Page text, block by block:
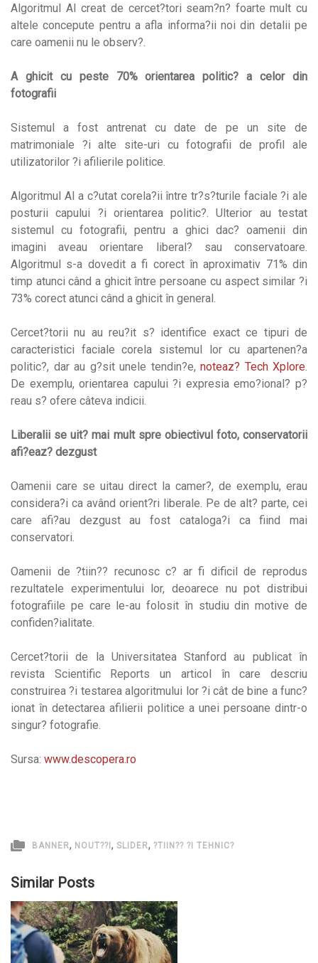
Algoritmul AI creat de cercet?tori seam?n? foarte mult cu
altele concepute pentru a afla informa?ii noi din detalii pe
care oamenii nu le observ?.
A ghicit cu peste 70% orientarea politic? a celor din
fotografii
Sistemul a fost antrenat cu date de pe un site de
matrimoniale ?i alte site-uri cu fotografii de profil ale
utilizatorilor ?i afilierile politice.
Algoritmul AI a c?utat corela?ii între tr?s?turile faciale ?i ale
posturii capului ?i orientarea politic?. Ulterior au testat
sistemul cu fotografii, pentru a ghici dac? oamenii din
imagini aveau orientare liberal? sau conservatoare.
Algoritmul s-a dovedit a fi corect în aproximativ 71% din
timp atunci când a ghicit între persoane cu aspect similar ?i
73% corect atunci când a ghicit în general.
Cercet?torii nu au reu?it s? identifice exact ce tipuri de
caracteristici faciale corela sistemul lor cu apartenen?a
politic?, dar au g?sit unele tendin?e, noteaz? Tech Xplore.
De exemplu, orientarea capului ?i expresia emo?ional? p?
reau s? ofere câteva indicii.
Liberalii se uit? mai mult spre obiectivul foto, conservatorii
afi?eaz? dezgust
Oamenii care se uitau direct la camer?, de exemplu, erau
considera?i ca având orient?ri liberale. Pe de alt? parte, cei
care afi?au dezgust au fost cataloga?i ca fiind mai
conservatori.
Oamenii de ?tiin?? recunosc c? ar fi dificil de reprodus
rezultatele experimentului lor, deoarece nu pot distribui
fotografiile pe care le-au folosit în studiu din motive de
confiden?ialitate.
Cercet?torii de la Universitatea Stanford au publicat în
revista Scientific Reports un articol în care descriu
construirea ?i testarea algoritmului lor ?i cât de bine a func?
ionat în detectarea afilierii politice a unei persoane dintr-o
singur? fotografie.
Sursa: www.descopera.ro
BANNER, NOUT??I, SLIDER, ?TIIN?? ?I TEHNIC?
Similar Posts